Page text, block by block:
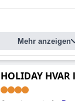
Mehr anzeigen
HOLIDAY HVAR